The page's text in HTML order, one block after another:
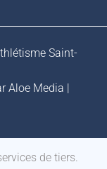
Saint-
Aloe Media
de tiers.